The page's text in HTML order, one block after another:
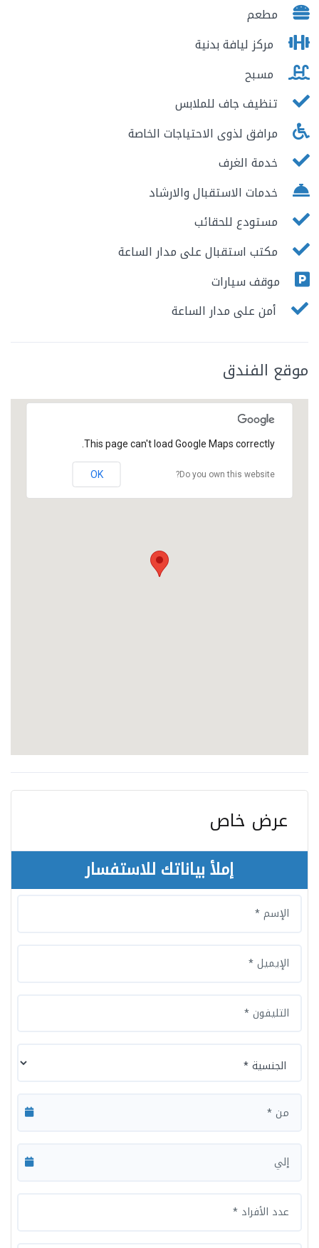
مطعم
مركز ليافة بدنية
مسبح
تنظيف جاف للملابس
مرافق لذوى الاحتياجات الخاصة
خدمة الغرف
خدمات الاستقبال والارشاد
مستودع للحقائب
مكتب استقبال على مدار الساعة
موقف سيارات
أمن على مدار الساعة
موقع الفندق
This page can't load Google Maps correctly.
Do you own this website?
OK
عرض خاص
إملأ بياناتك للاستفسار